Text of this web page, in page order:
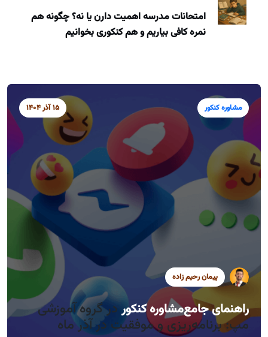
امتحانات مدرسه اهمیت دارن یا نه؟ چگونه هم
نمره کافی بیاریم و هم کنکوری بخوانیم
سید محمد موسوی
مدیریت خواب و بی‌حوصلگی در این فصل
مشاوره کنکور 15 آذر 1404
پیمان رحیم زاده
راهنمای جامعمشاوره کنکوردر گروه آموزشی
مپ: برنامه‌ریزی و موفقیت در آذر ماه
سید محمد موسوی
راندمان بالا در روزهای کوتاه آذر، چطور؟